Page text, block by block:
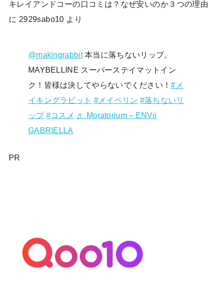
キレイアンドコーの口コミは？なぜ安いのか３つの理由
に 2929sabo10 より
@makingrabbit本当に落ちないリップ。
MAYBELLINE スーパーステイマットイン
ク！皆様は決してやらないでください！#メ
イキングラビット #メイベリン #落ちないリ
ップ #コスメ ♬ Moratorium – ENVii
GABRIELLA
PR